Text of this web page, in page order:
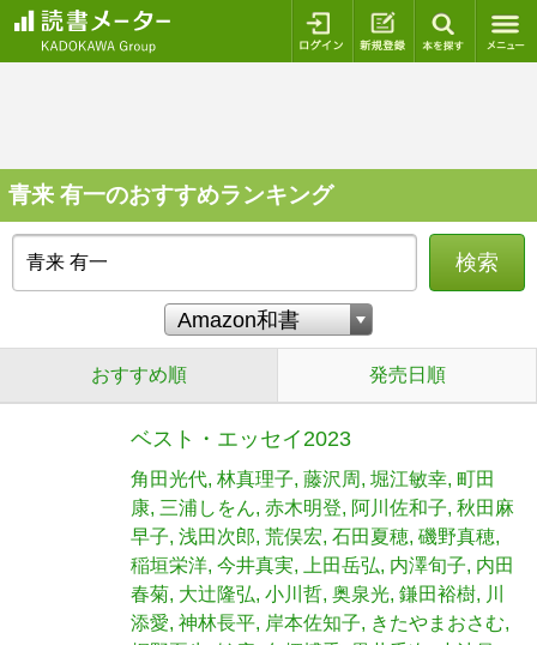
ログイン 新規登録
青来 有一のおすすめランキング
検索
おすすめ順 発売日順
ベスト・エッセイ2023
角田光代 林真理子 藤沢周 堀江敏幸 町田
康 三浦しをん 赤木明登 阿川佐和子 秋田麻
早子 浅田次郎 荒俣宏 石田夏穂 磯野真穂
稲垣栄洋 今井真実 上田岳弘 内澤旬子 内田
春菊 大辻隆弘 小川哲 奥泉光 鎌田裕樹
川
添愛 神林長平 岸本佐知子
きたやまおさむ